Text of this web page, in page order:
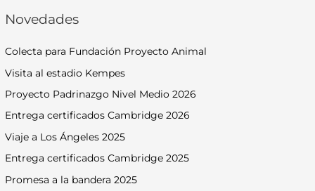
Novedades
Colecta para Fundación Proyecto Animal
Visita al estadio Kempes
Proyecto Padrinazgo Nivel Medio 2026
Entrega certificados Cambridge 2026
Viaje a Los Ángeles 2025
Entrega certificados Cambridge 2025
Promesa a la bandera 2025